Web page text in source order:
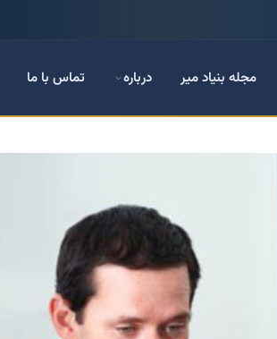
مجله بنیاد میر درباره تماس با ما